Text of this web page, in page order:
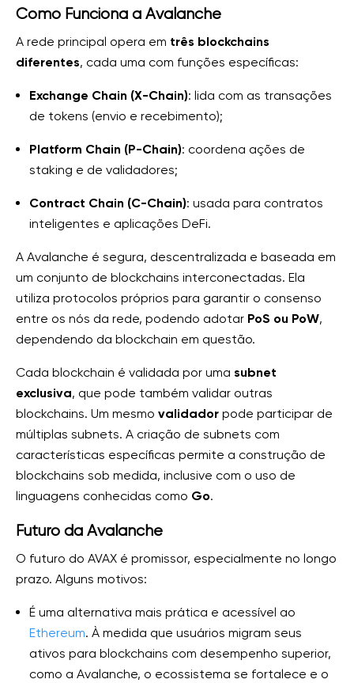
Como Funciona a Avalanche
A rede principal opera em três blockchains
diferentes, cada uma com funções específicas:
Exchange Chain (X-Chain): lida com as transações
de tokens (envio e recebimento);
Platform Chain (P-Chain): coordena ações de
staking e de validadores;
Contract Chain (C-Chain): usada para contratos
inteligentes e aplicações DeFi.
A Avalanche é segura, descentralizada e baseada em
um conjunto de blockchains interconectadas. Ela
utiliza protocolos próprios para garantir o consenso
entre os nós da rede, podendo adotar PoS ou PoW,
dependendo da blockchain em questão.
Cada blockchain é validada por uma subnet
exclusiva, que pode também validar outras
blockchains. Um mesmo validador pode participar de
múltiplas subnets. A criação de subnets com
características específicas permite a construção de
blockchains sob medida, inclusive com o uso de
linguagens conhecidas como Go.
Futuro da Avalanche
O futuro do AVAX é promissor, especialmente no longo
prazo. Alguns motivos:
É uma alternativa mais prática e acessível ao
Ethereum. À medida que usuários migram seus
ativos para blockchains com desempenho superior,
como a Avalanche, o ecossistema se fortalece e o